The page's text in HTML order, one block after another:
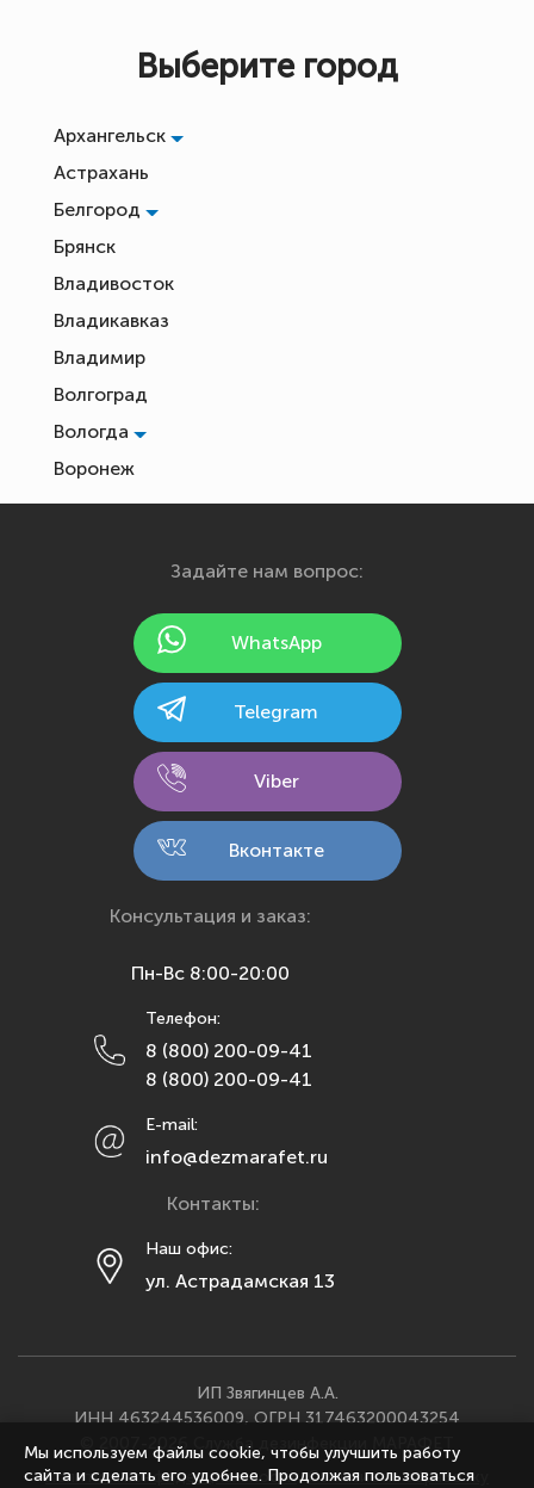
Выберите город
Архангельск
Астрахань
Белгород
Брянск
Владивосток
Владикавказ
Владимир
Волгоград
Вологда
Воронеж
Екатеринбург
Йошкар-Ола
Калининград
Кемерово
Кострома
Краснодар
Красноярск
Махачкала
Москва
Набережные Челны
Нижний Новгород
Новосибирск
Омск
Пенза
Ростов-на-Дону
Рязань
Задайте нам вопрос:
WhatsApp
Telegram
Viber
Вконтакте
Консультация и заказ:
Пн-Вс 8:00-20:00
Телефон:
8 (800) 200-09-41
8 (800) 200-09-41
E-mail:
info@dezmarafet.ru
Контакты:
Наш офис:
ул. Астрадамская 13
ИП Звягинцев А.А.
ИНН 463244536009, ОГРН 317463200043254
© 2007-2026 Служба дезинфекции МАРАФЕТ
Политика конфиденциальности ·Согласие на обработку
Мы используем файлы cookie, чтобы улучшить работу
сайта и сделать его удобнее. Продолжая пользоваться